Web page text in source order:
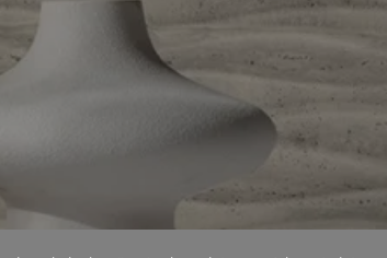
padlólap
Nappali
Iris Ceramica